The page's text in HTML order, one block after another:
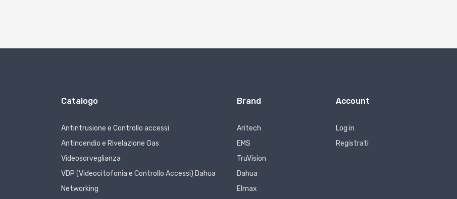
Catalogo
Antintrusione e Controllo accessi
Antincendio e Rivelazione Gas
Videosorveglianza
VDP (Videocitofonia e Controllo Accessi) Dahua
Networking
Brand
Aritech
EMS
TruVision
Dahua
Elmax
Account
Log in
Registrati